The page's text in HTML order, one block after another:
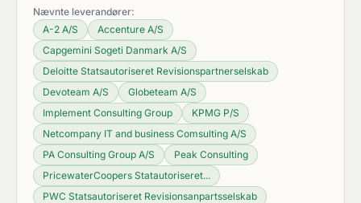
Nævnte leverandører:
A-2 A/S
Accenture A/S
Capgemini Sogeti Danmark A/S
Deloitte Statsautoriseret Revisionspartnerselskab
Devoteam A/S
Globeteam A/S
Implement Consulting Group
KPMG P/S
Netcompany IT and business Comsulting A/S
PA Consulting Group A/S
Peak Consulting
PricewaterCoopers Statautoriseret...
PWC Statsautoriseret Revisionsanpartsselskab